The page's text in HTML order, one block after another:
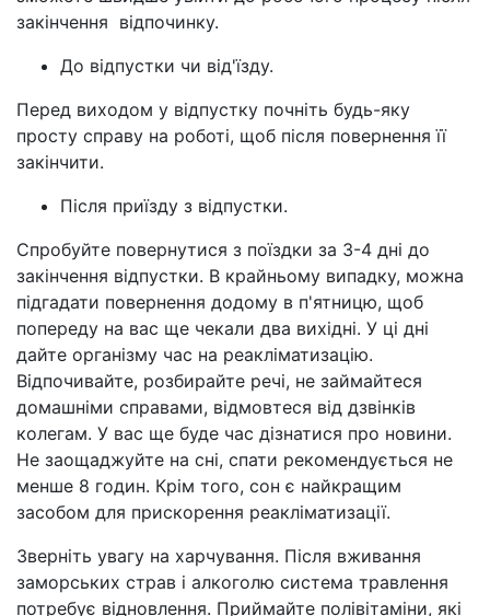
закінчення відпочинку.
До відпустки чи від'їзду.
Перед виходом у відпустку почніть будь-яку
просту справу на роботі, щоб після повернення її
закінчити.
Після приїзду з відпустки.
Спробуйте повернутися з поїздки за 3-4 дні до
закінчення відпустки. В крайньому випадку, можна
підгадати повернення додому в п'ятницю, щоб
попереду на вас ще чекали два вихідні. У ці дні
дайте організму час на реакліматизацію.
Відпочивайте, розбирайте речі, не займайтеся
домашніми справами, відмовтеся від дзвінків
колегам. У вас ще буде час дізнатися про новини.
Не заощаджуйте на сні, спати рекомендується не
менше 8 годин. Крім того, сон є найкращим
засобом для прискорення реакліматизації.
Зверніть увагу на харчування. Після вживання
заморських страв і алкоголю система травлення
потребує відновлення. Приймайте полівітаміни, які